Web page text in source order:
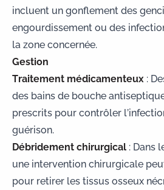
incluent un gonflement des
engourdissement ou des
la zone concernée.
Gestion
Traitement médicamenteux :
des bains de bouche
prescrits pour contrôler
guérison.
Débridement chirurgical : Dans
une intervention chirurgicale
pour retirer les tissus osseux